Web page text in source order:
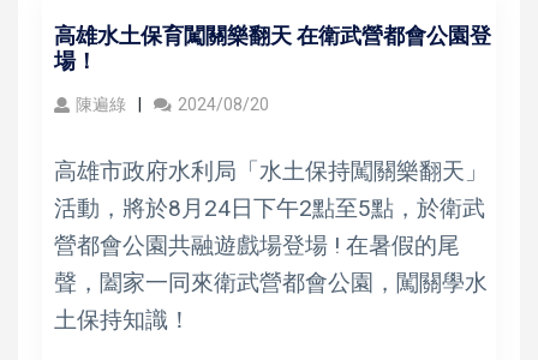
高雄水土保育闖關樂翻天 在衛武營都會公園登
場！
陳遍綠 2024/08/20
高雄市政府水利局「水土保持闖關樂翻天」
活動，將於8月24日下午2點至5點，於衛武
營都會公園共融遊戲場登場 ! 在暑假的尾
聲，闔家一同來衛武營都會公園，闖關學水
土保持知識！